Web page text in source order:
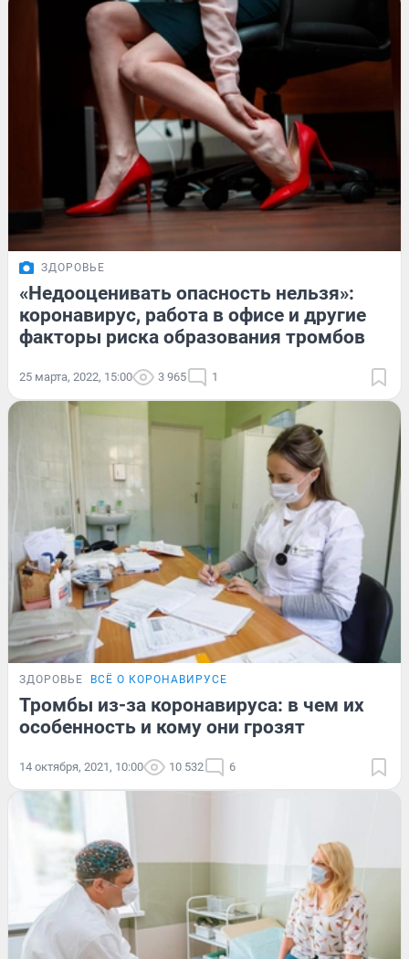
ЗДОРОВЬЕ
«Недооценивать опасность нельзя»:
коронавирус, работа в офисе и другие
факторы риска образования тромбов
25 марта, 2022, 15:00 3 965 1
ЗДОРОВЬЕ ВСЁ О КОРОНАВИРУСЕ
Тромбы из-за коронавируса: в чем их
особенность и кому они грозят
14 октября, 2021, 10:00 10 532 6